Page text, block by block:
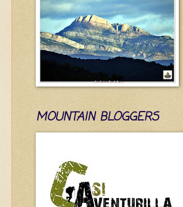
MOUNTAIN BLOGGERS